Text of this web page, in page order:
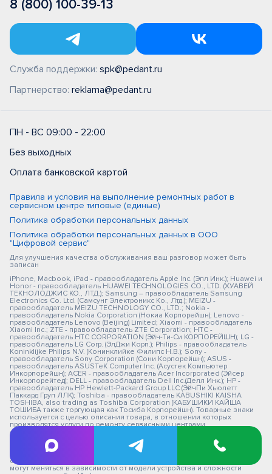
8 (800) 100-39-13
Служба поддержки: spk@pedant.ru
Партнерство: reklama@pedant.ru
ПН - ВС 09:00 - 22:00
Без выходных
Оплата банковской картой
Правила и условия на выполнение ремонтных работ в
сервисном центре типовые (единые)
Политика обработки персональных данных
Политика обработки персональных данных в ООО
"Цифровой сервис"
Для улучшения качества обслуживания ваш разговор может быть
записан
iPhone, Macbook, iPad - правообладатель Apple Inc. (Эпл Инк.); Huawei и
Honor - правообладатель HUAWEI TECHNOLOGIES CO., LTD. (ХУАВЕЙ
ТЕКНОЛОДЖИС КО., ЛТД.); Samsung – правообладатель Samsung
Electronics Co. Ltd. (Самсунг Электроникс Ко., Лтд.); MEIZU -
правообладатель MEIZU TECHNOLOGY CO., LTD.; Nokia -
правообладатель Nokia Corporation (Нокиа Корпорейшн); Lenovo -
правообладатель Lenovo (Beijing) Limited; Xiaomi - правообладатель
Xiaomi Inc.; ZTE - правообладатель ZTE Corporation; HTC -
правообладатель HTC CORPORATION (Эйч-Ти-Си КОРПОРЕЙШН); LG -
правообладатель LG Corp. (ЭлДжи Корп.); Philips - правообладатель
Koninklijke Philips N.V. (Конинклийке Филипс Н.В.); Sony -
правообладатель Sony Corporation (Сони Корпорейшн); ASUS -
правообладатель ASUSTeK Computer Inc. (Асустек Компьютер
Инкорпорейшн); ACER - правообладатель Acer Incorporated (Эйсер
Инкорпорейтед); DELL - правообладатель Dell Inc.(Делл Инк.); HP -
правообладатель HP Hewlett-Packard Group LLC (ЭйчПи Хьюлетт
Паккард Груп ЛЛК); Toshiba - правообладатель KABUSHIKI KAISHA
TOSHIBA, also trading as Toshiba Corporation (КАБУШИКИ КАЙША
ТОШИБА также торгующая как Тосиба Корпорейшн). Товарные знаки
используется с целью описания товара, в отношении которых
производятся услуги по ремонту сервисными центрами
«PEDANT».Услуги оказываются в неавторизованных сервисных
центрах «PEDANT», не связанными с компаниями Правообладателями
товарных знаков и/или с ее официальными представителями в
отношении товаров, которые уже были введены в гражданский
оборот в смысле статьи 1487 ГК РФ ** - время ремонта, срок гарантии
могут меняться в зависимости от модели устройства и сложности